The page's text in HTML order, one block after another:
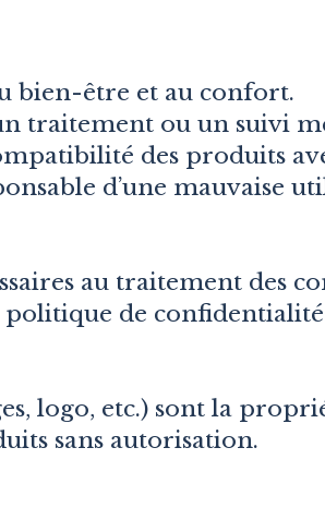
bien-être et au confort.
traitement ou un suivi
des produits
d’une mauvaise
au traitement des
de
logo, etc.) sont la
sans autorisation.